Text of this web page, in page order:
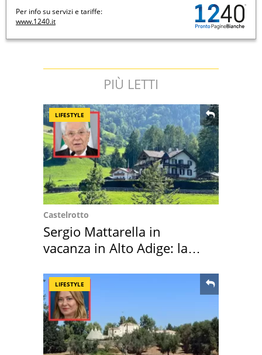
Per info su servizi e tariffe:
www.1240.it
PIÙ LETTI
LIFESTYLE
Castelrotto
Sergio Mattarella in
vacanza in Alto Adige: la
LIFESTYLE